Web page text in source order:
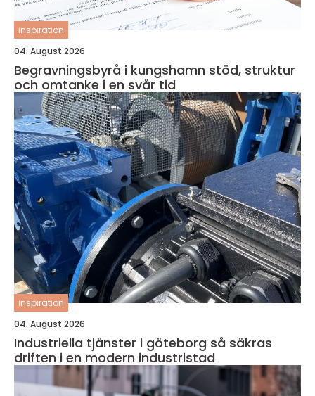
inspiration
04. August 2026
Begravningsbyrå i kungshamn stöd, struktur
och omtanke i en svår tid
inspiration
04. August 2026
Industriella tjänster i göteborg så säkras
driften i en modern industristad